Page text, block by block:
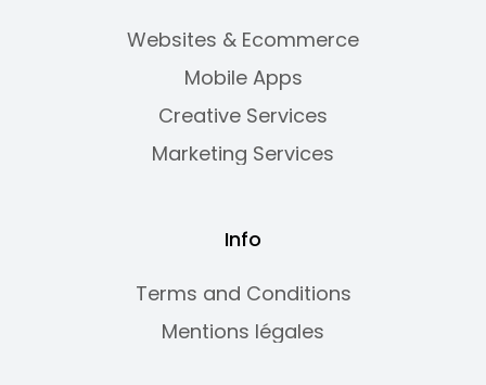
Websites & Ecommerce
Mobile Apps
Creative Services
Marketing Services
Info
Terms and Conditions
Mentions légales